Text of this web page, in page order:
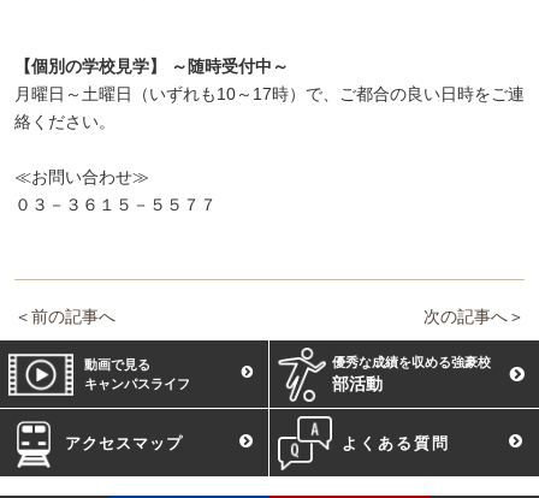
【個別の学校見学】 ～随時受付中～
月曜日～土曜日（いずれも10～17時）で、ご都合の良い日時をご連
絡ください。
≪お問い合わせ≫
０３－３６１５－５５７７
＜前の記事へ 次の記事へ＞
動画で見る
キャンパスライフ
優秀な成績を収める強豪校
部活動
アクセスマップ よくある質問